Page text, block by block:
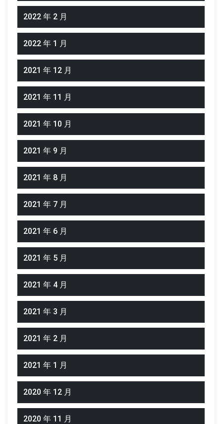
2022 年 2 月
2022 年 1 月
2021 年 12 月
2021 年 11 月
2021 年 10 月
2021 年 9 月
2021 年 8 月
2021 年 7 月
2021 年 6 月
2021 年 5 月
2021 年 4 月
2021 年 3 月
2021 年 2 月
2021 年 1 月
2020 年 12 月
2020 年 11 月